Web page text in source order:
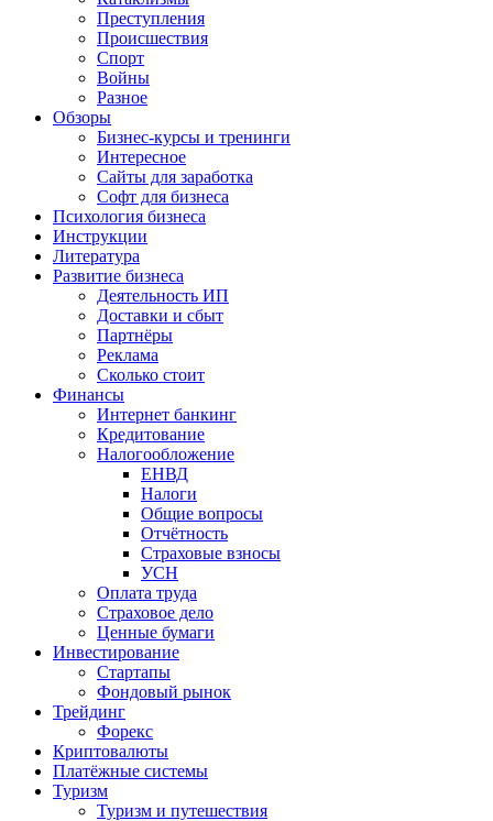
Преступления
Происшествия
Спорт
Войны
Разное
Обзоры
Бизнес-курсы и тренинги
Интересное
Сайты для заработка
Софт для бизнеса
Психология бизнеса
Инструкции
Литература
Развитие бизнеса
Деятельность ИП
Доставки и сбыт
Партнёры
Реклама
Сколько стоит
Финансы
Интернет банкинг
Кредитование
Налогообложение
ЕНВД
Налоги
Общие вопросы
Отчётность
Страховые взносы
УСН
Оплата труда
Страховое дело
Ценные бумаги
Инвестирование
Стартапы
Фондовый рынок
Трейдинг
Форекс
Криптовалюты
Платёжные системы
Туризм
Туризм и путешествия